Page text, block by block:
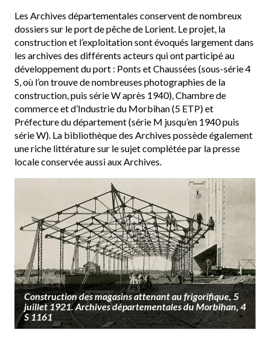
Les Archives départementales conservent de nombreux
dossiers sur le port de pêche de Lorient. Le projet, la
construction et l’exploitation sont évoqués largement dans
les archives des différents acteurs qui ont participé au
développement du port : Ponts et Chaussées (sous-série 4
S, où l’on trouve de nombreuses photographies de la
construction, puis série W après 1940), Chambre de
commerce et d’Industrie du Morbihan (5 ETP) et
Préfecture du département (série M jusqu’en 1940 puis
série W). La bibliothèque des Archives possède également
une riche littérature sur le sujet complétée par la presse
locale conservée aussi aux Archives.
Construction des magasins attenant au frigorifique, 5
juillet 1921. Archives départementales du Morbihan, 4
S 1161